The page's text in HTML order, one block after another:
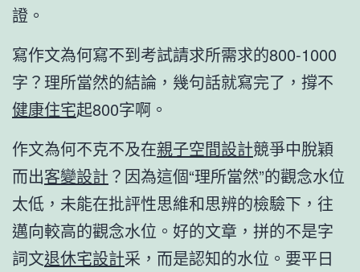
證。
寫作文為何寫不到考試請求所需求的800-1000
字？理所當然的結論，幾句話就寫完了，撐不
健康住宅起800字啊。
作文為何不克不及在親子空間設計競爭中脫穎
而出客變設計 ？因為這個“理所當然”的觀念水位
太低，未能在批評性思維和思辨的檢驗下，往
邁向較高的觀念水位。好的文章，拼的不是字
詞文退休宅設計采，而是認知的水位。要平日